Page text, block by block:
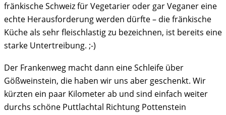
fränkische Schweiz für Vegetarier oder gar Veganer eine
echte Herausforderung werden dürfte – die fränkische
Küche als sehr fleischlastig zu bezeichnen, ist bereits eine
starke Untertreibung. ;-)
Der Frankenweg macht dann eine Schleife über
Gößweinstein, die haben wir uns aber geschenkt. Wir
kürzten ein paar Kilometer ab und sind einfach weiter
durchs schöne Puttlachtal Richtung Pottenstein